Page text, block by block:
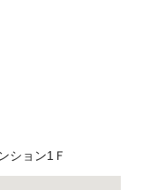
ション1Ｆ